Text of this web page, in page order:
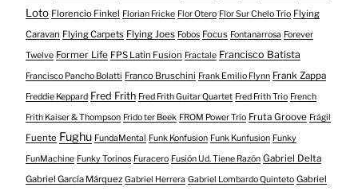
Loto Florencio Finkel Florian Fricke Flor Otero Flor Sur Chelo Trío Flying
Caravan Flying Carpets Flying Joes Fobos Focus Fontanarrosa Forever
Twelve Former Life FPS Latin Fusion Fractale Francisco Batista
Francisco Pancho Bolatti Franco Bruschini Frank Emilio Flynn Frank Zappa
Freddie Keppard Fred Frith Fred Frith Guitar Quartet Fred Frith Trio French
Frith Kaiser & Thompson Frido ter Beek FROM Power Trío Fruta Groove Frágil
Fuente Fughu FundaMental Funk Konfusion Funk Kunfusion Funky
FunMachine Funky Torinos Furacero Fusión Ud. Tiene Razón Gabriel Delta
Gabriel García Márquez Gabriel Herrera Gabriel Lombardo Quinteto Gabriel